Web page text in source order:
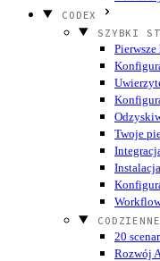
CODEX
SZYBKI
Twoje
Instalacja
20
Rozwój